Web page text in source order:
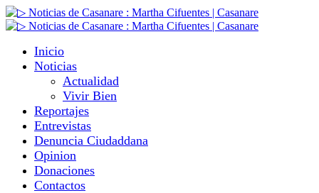
Inicio
Noticias
Actualidad
Vivir Bien
Reportajes
Entrevistas
Denuncia Ciudaddana
Opinion
Donaciones
Contactos